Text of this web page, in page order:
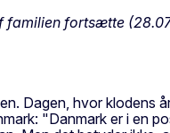
familien fortsætte
Dagen, hvor klodens
"Danmark er i en